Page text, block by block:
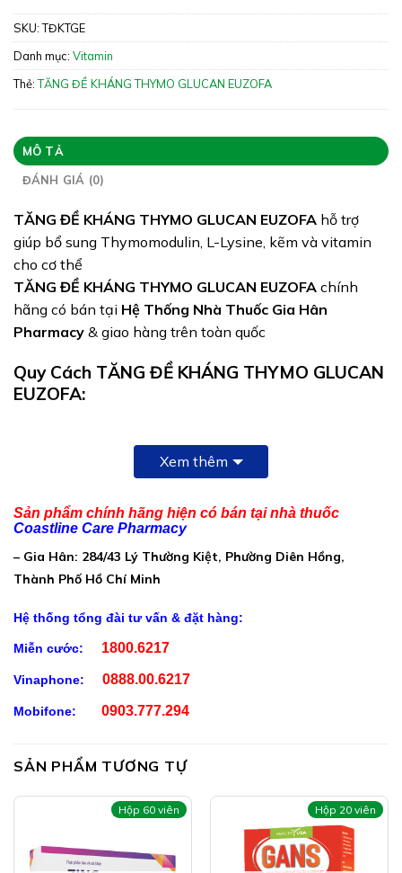
kẽm và vitamin cho cơ thể
Xuất xứ: Việt Nam
Giấy phép: 6859/2023/ĐKSP
Tình trạng hàng: Hết hàng
SKU:TĐKTGE
Danh mục: Vitamin
Thẻ:TĂNG ĐỀ KHÁNG THYMO GLUCAN EUZOFA
MÔ TẢ
ĐÁNH GIÁ (0)
TĂNG ĐỀ KHÁNG THYMO GLUCAN EUZOFA hỗ trợ
giúp bổ sung Thymomodulin, L-Lysine, kẽm và vitamin
cho cơ thể
TĂNG ĐỀ KHÁNG THYMO GLUCAN EUZOFA chính
hãng có bán tại Hệ Thống Nhà Thuốc Gia Hân
Pharmacy & giao hàng trên toàn quốc
Quy Cách TĂNG ĐỀ KHÁNG THYMO GLUCAN
EUZOFA:
Thành Phần TĂNG ĐỀ KHÁNG THYMO
Trong 1 viên nang mềm có chứa:
Beta glucan: 100mg
Vitamin B2: 3mg
Vitamin B1: 2mg
Phụ liệu: Dầu đậu nành, vỏ nang gelatin, glycerin,
Xem thêm
Sản phẩm chính hãng hiện có bán tại nhà thuốc
Coastline Care Pharmacy
– Gia Hân: 284/43 Lý Thường Kiệt, Phường Diên Hồng,
Thành Phố Hồ Chí Minh
Hệ thống tổng đài tư vấn & đặt hàng:
Miễn cước: 1800.6217
Vinaphone: 0888.00.6217
Mobifone: 0903.777.294
SẢN PHẨM TƯƠNG TỰ
Hộp 60 viên Hộp 20 viên